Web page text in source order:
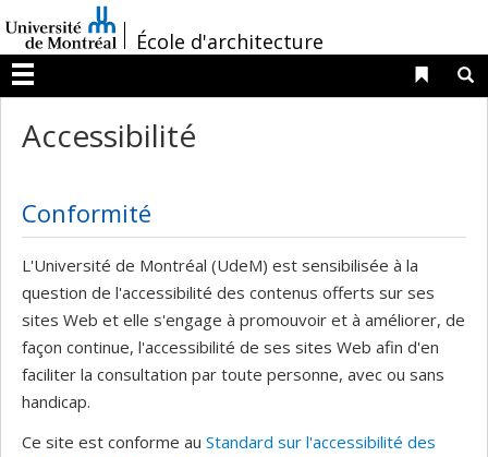
au
contenu
/École d'architecture
Menu
Liens
Accessibilité
Conformité
L'Université de Montréal (UdeM) est sensibilisée à la
question de l'accessibilité des contenus offerts sur ses
sites Web et elle s'engage à promouvoir et à améliorer, de
façon continue, l'accessibilité de ses sites Web afin d'en
faciliter la consultation par toute personne, avec ou sans
handicap.
Ce site est conforme au Standard sur l'accessibilité des